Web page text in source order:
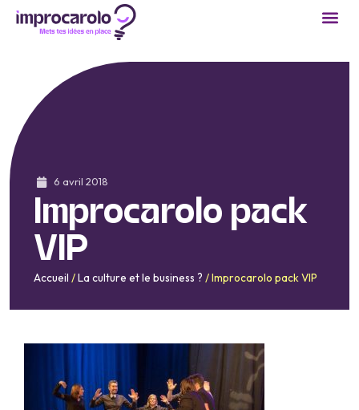
6 avril 2018
Improcarolo pack
VIP
Accueil /La culture et le business ? /Improcarolo pack VIP